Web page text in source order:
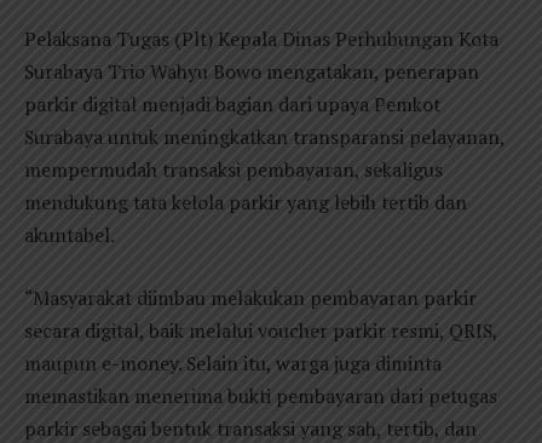
Pelaksana Tugas (Plt) Kepala Dinas Perhubungan Kota
Surabaya Trio Wahyu Bowo mengatakan, penerapan
parkir digital menjadi bagian dari upaya Pemkot
Surabaya untuk meningkatkan transparansi pelayanan,
mempermudah transaksi pembayaran, sekaligus
mendukung tata kelola parkir yang lebih tertib dan
akuntabel.
“Masyarakat diimbau melakukan pembayaran parkir
secara digital, baik melalui voucher parkir resmi, QRIS,
maupun e-money. Selain itu, warga juga diminta
memastikan menerima bukti pembayaran dari petugas
parkir sebagai bentuk transaksi yang sah, tertib, dan